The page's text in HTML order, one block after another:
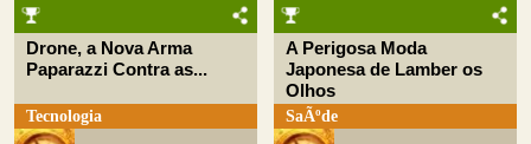
Drone, a Nova Arma
Paparazzi Contra as...
Tecnologia
A Perigosa Moda
Japonesa de Lamber os
Olhos
SaÃºde